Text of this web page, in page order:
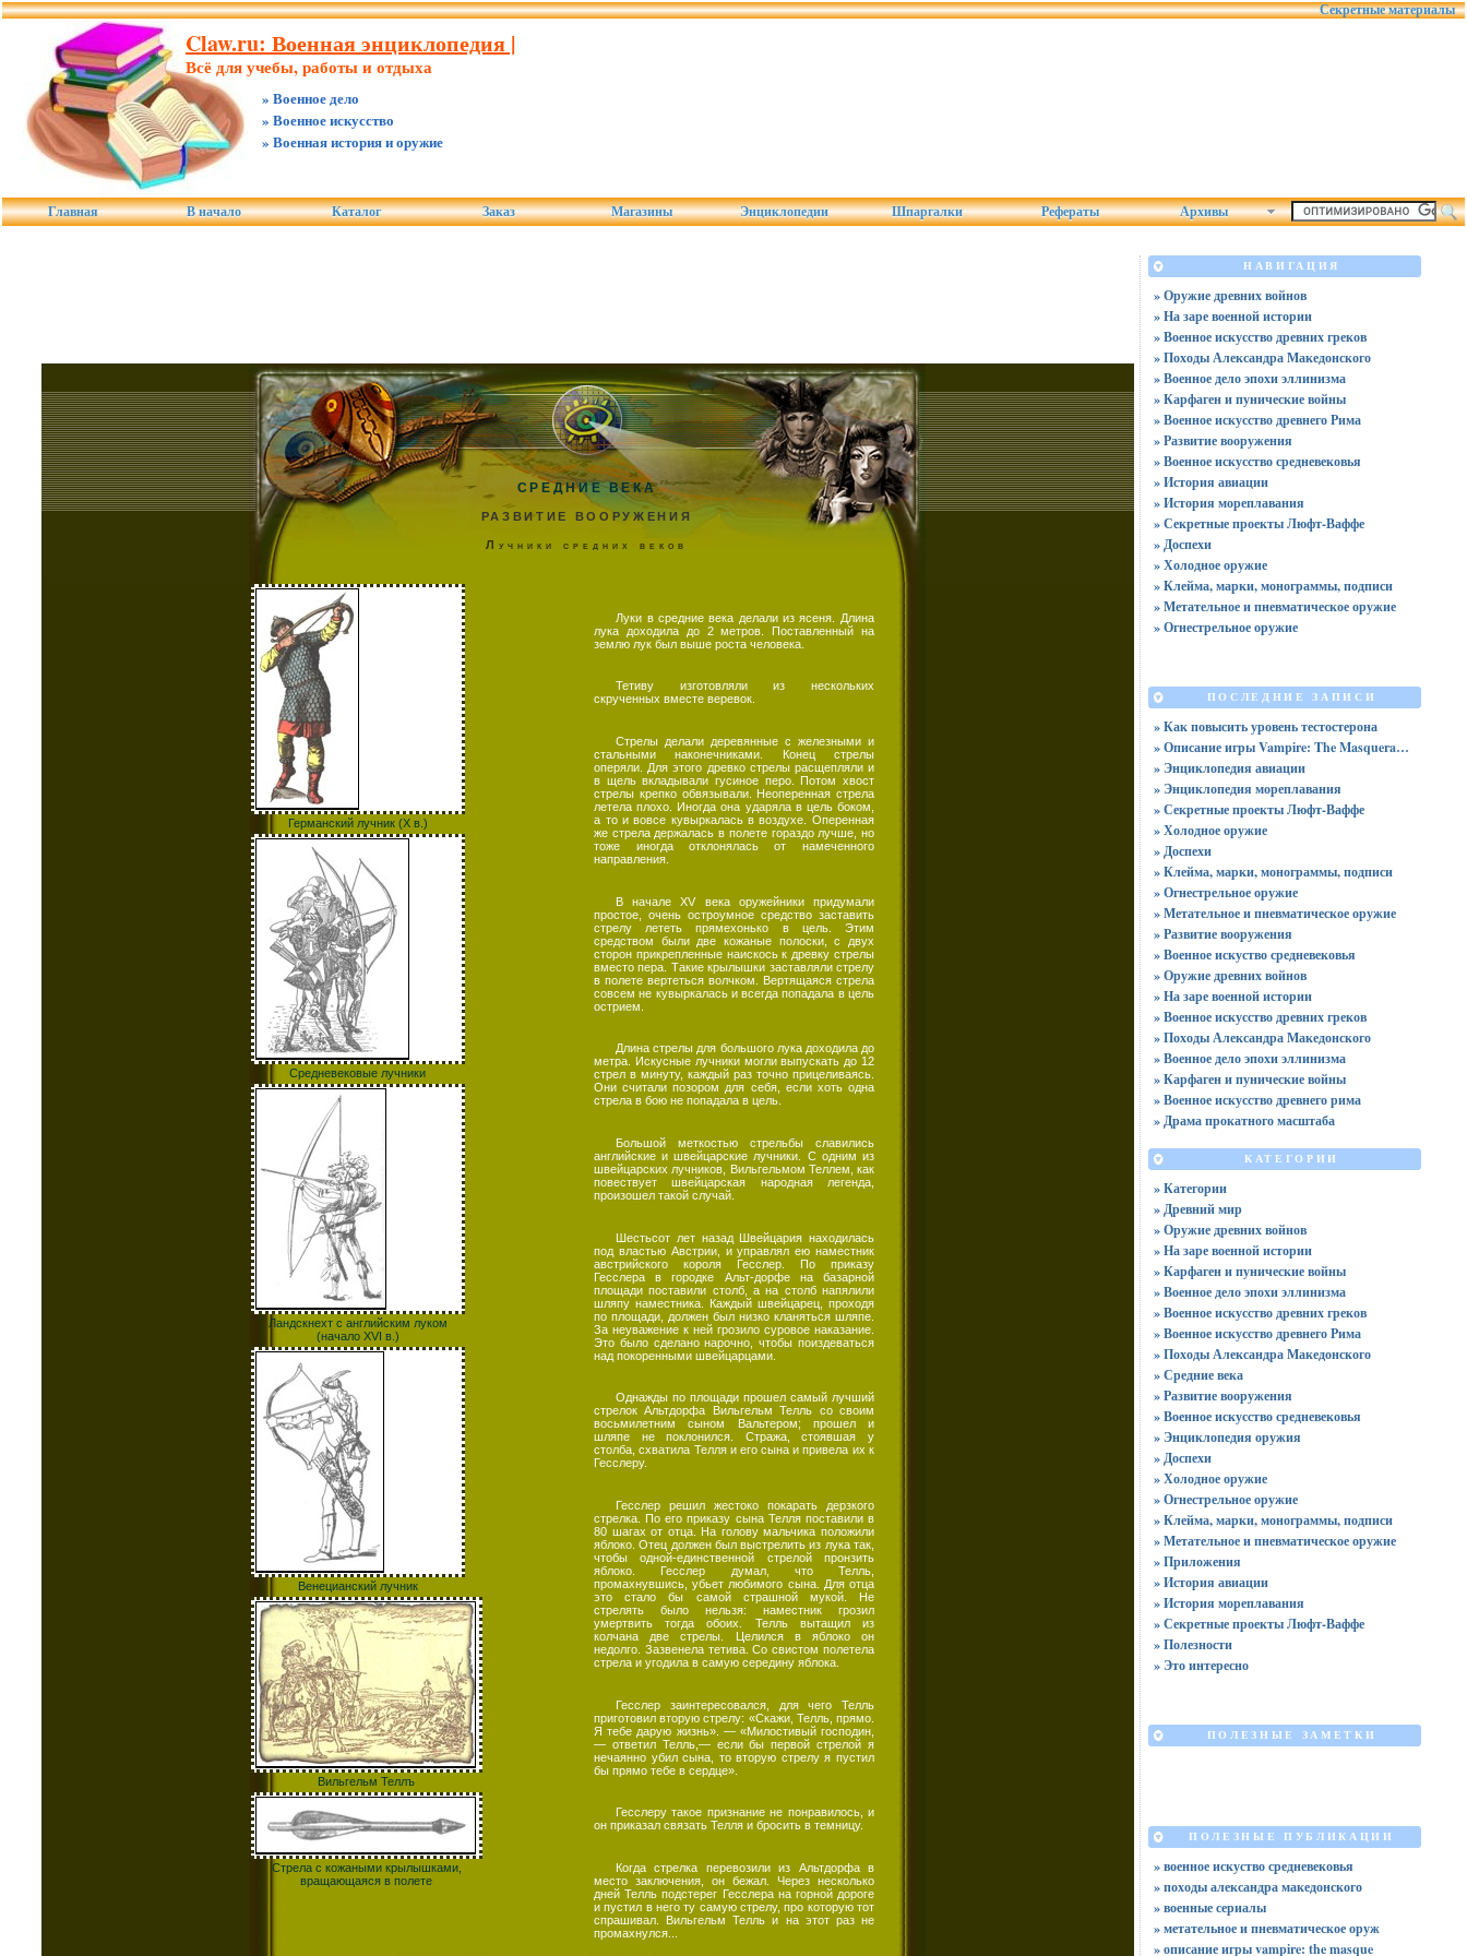
Секретные материалы
Claw.ru: Военная энциклопедия |
Всё для учебы, работы и отдыха
» Военное дело
» Военное искусство
» Военная история и оружие
Главная В начало Каталог Заказ Магазины Энциклопедии Шпаргалки Рефераты Архивы
СРЕДНИЕ ВЕКА
РАЗВИТИЕ ВООРУЖЕНИЯ
Лучники средних веков
Германский лучник (Х в.)
Средневековые лучники
Ландскнехт с английским луком
(начало XVI в.)
Венецианский лучник
Вильгельм Теллъ
Стрела с кожаными крылышками,
вращающаяся в полете
Луки в средние века делали из ясеня. Длина
лука доходила до 2 метров. Поставленный на
землю лук был выше роста человека.
Тетиву изготовляли из нескольких
скрученных вместе веревок.
Стрелы делали деревянные с железными и
стальными наконечниками. Конец стрелы
оперяли. Для этого древко стрелы расщепляли и
в щель вкладывали гусиное перо. Потом хвост
стрелы крепко обвязывали. Неоперенная стрела
летела плохо. Иногда она ударяла в цель боком,
а то и вовсе кувыркалась в воздухе. Оперенная
же стрела держалась в полете гораздо лучше, но
тоже иногда отклонялась от намеченного
направления.
В начале XV века оружейники придумали
простое, очень остроумное средство заставить
стрелу лететь прямехонько в цель. Этим
средством были две кожаные полоски, с двух
сторон прикрепленные наискось к древку стрелы
вместо пера. Такие крылышки заставляли стрелу
в полете вертеться волчком. Вертящаяся стрела
совсем не кувыркалась и всегда попадала в цель
острием.
Длина стрелы для большого лука доходила до
метра. Искусные лучники могли выпускать до 12
стрел в минуту, каждый раз точно прицеливаясь.
Они считали позором для себя, если хоть одна
стрела в бою не попадала в цель.
Большой меткостью стрельбы славились
английские и швейцарские лучники. С одним из
швейцарских лучников, Вильгельмом Теллем, как
повествует швейцарская народная легенда,
произошел такой случай.
Шестьсот лет назад Швейцария находилась
под властью Австрии, и управлял ею наместник
австрийского короля Гесслер. По приказу
Гесслера в городке Альт-дорфе на базарной
площади поставили столб, а на столб напялили
шляпу наместника. Каждый швейцарец, проходя
по площади, должен был низко кланяться шляпе.
За неуважение к ней грозило суровое наказание.
Это было сделано нарочно, чтобы поиздеваться
над покоренными швейцарцами.
Однажды по площади прошел самый лучший
стрелок Альтдорфа Вильгельм Телль со своим
восьмилетним сыном Вальтером; прошел и
шляпе не поклонился. Стража, стоявшая у
столба, схватила Телля и его сына и привела их к
Гесслеру.
Гесслер решил жестоко покарать дерзкого
стрелка. По его приказу сына Телля поставили в
80 шагах от отца. На голову мальчика положили
яблоко. Отец должен был выстрелить из лука так,
чтобы одной-единственной стрелой пронзить
яблоко. Гесслер думал, что Телль,
промахнувшись, убьет любимого сына. Для отца
это стало бы самой страшной мукой. Не
стрелять было нельзя: наместник грозил
умертвить тогда обоих. Телль вытащил из
колчана две стрелы. Целился в яблоко он
недолго. Зазвенела тетива. Со свистом полетела
стрела и угодила в самую середину яблока.
Гесслер заинтересовался, для чего Телль
приготовил вторую стрелу: «Скажи, Телль, прямо.
Я тебе дарую жизнь». — «Милостивый господин,
— ответил Телль,— если бы первой стрелой я
нечаянно убил сына, то вторую стрелу я пустил
бы прямо тебе в сердце».
Гесслеру такое признание не понравилось, и
он приказал связать Телля и бросить в темницу.
Когда стрелка перевозили из Альтдорфа в
место заключения, он бежал. Через несколько
дней Телль подстерег Гесслера на горной дороге
и пустил в него ту самую стрелу, про которую тот
спрашивал. Вильгельм Телль и на этот раз не
промахнулся...
НАВИГАЦИЯ
» Оружие древних войнов
» На заре военной истории
» Военное искусство древних греков
» Походы Александра Македонского
» Военное дело эпохи эллинизма
» Карфаген и пунические войны
» Военное искусство древнего Рима
» Развитие вооружения
» Военное искусство средневековья
» История авиации
» История мореплавания
» Секретные проекты Люфт-Ваффе
» Доспехи
» Холодное оружие
» Клейма, марки, монограммы, подписи
» Метательное и пневматическое оружие
» Огнестрельное оружие
ПОСЛЕДНИЕ ЗАПИСИ
» Как повысить уровень тестостерона
» Описание игры Vampire: The Masquerade -- Bloodhunt (2022)
» Энциклопедия авиации
» Энциклопедия мореплавания
» Секретные проекты Люфт-Ваффе
» Холодное оружие
» Доспехи
» Клейма, марки, монограммы, подписи
» Огнестрельное оружие
» Метательное и пневматическое оружие
» Развитие вооружения
» Военное искуство средневековья
» Оружие древних войнов
» На заре военной истории
» Военное искусство древних греков
» Походы Александра Македонского
» Военное дело эпохи эллинизма
» Карфаген и пунические войны
» Военное искусство древнего рима
» Драма прокатного масштаба
КАТЕГОРИИ
» Категории
» Древний мир
» Оружие древних войнов
» На заре военной истории
» Карфаген и пунические войны
» Военное дело эпохи эллинизма
» Военное искусство древних греков
» Военное искусство древнего Рима
» Походы Александра Македонского
» Средние века
» Развитие вооружения
» Военное искусство средневековья
» Энциклопедия оружия
» Доспехи
» Холодное оружие
» Огнестрельное оружие
» Клейма, марки, монограммы, подписи
» Метательное и пневматическое оружие
» Приложения
» История авиации
» История мореплавания
» Секретные проекты Люфт-Ваффе
» Полезности
» Это интересно
ПОЛЕЗНЫЕ ЗАМЕТКИ
ПОЛЕЗНЫЕ ПУБЛИКАЦИИ
» военное искуство средневековья
» походы александра македонского
» военные сериалы
» метательное и пневматическое оруж
» описание игры vampire: the masque